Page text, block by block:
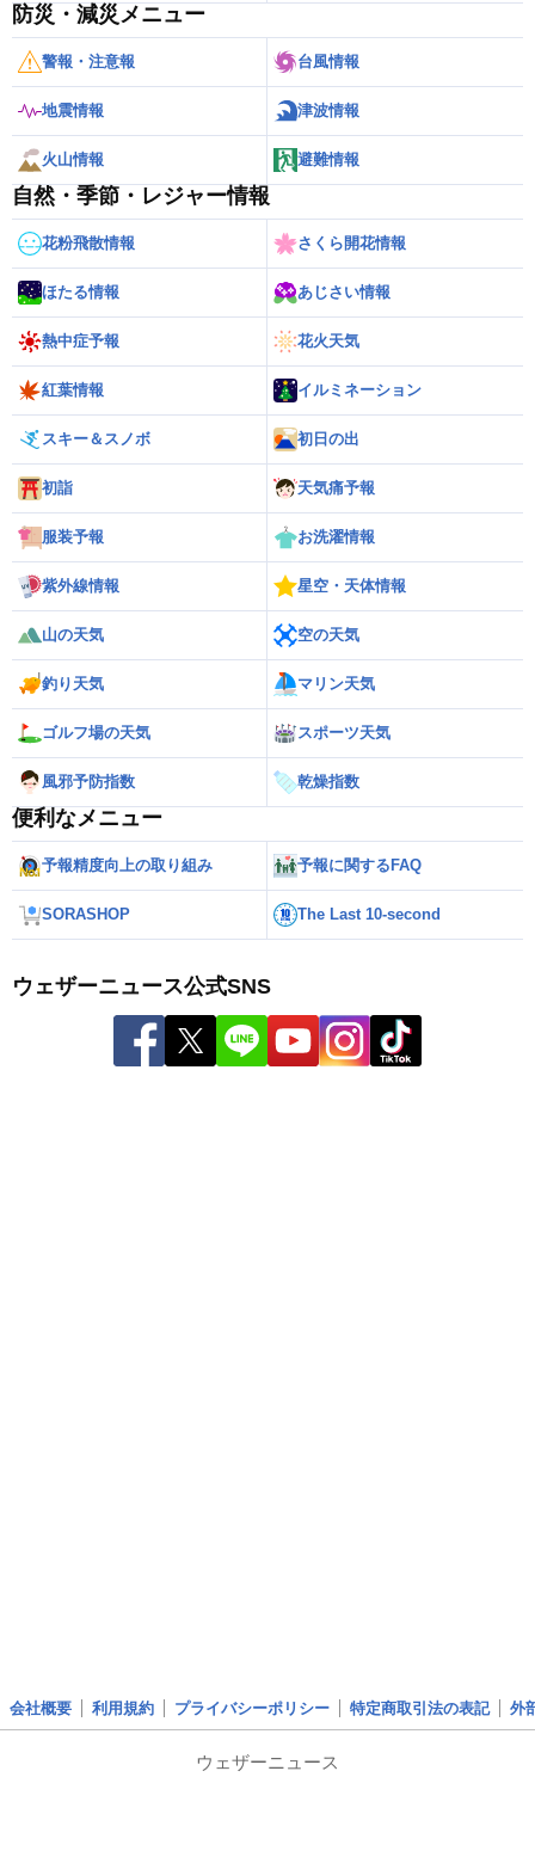
防災・減災メニュー
警報・注意報 台風情報
地震情報 津波情報
火山情報 避難情報
自然・季節・レジャー情報
花粉飛散情報 さくら開花情報
ほたる情報 あじさい情報
熱中症予報 花火天気
紅葉情報 イルミネーション
スキー＆スノボ 初日の出
初詣 天気痛予報
服装予報 お洗濯情報
紫外線情報 星空・天体情報
山の天気 空の天気
釣り天気 マリン天気
ゴルフ場の天気 スポーツ天気
風邪予防指数 乾燥指数
便利なメニュー
予報精度向上の取り組み 予報に関するFAQ
SORASHOP The Last 10-second
ウェザーニュース公式SNS
会社概要 利用規約 プライバシーポリシー 特定商取引法の表記 外
ウェザーニュース